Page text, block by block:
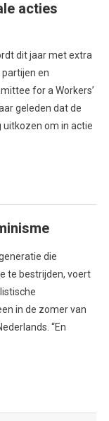
acties
dit jaar met extra
en
for a Workers’
geleden dat de
uitkozen om in actie
die
te bestrijden, voert
in de zomer van
“En